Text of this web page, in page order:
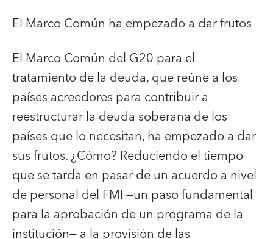
El Marco Común ha empezado a dar frutos
El Marco Común del G20 para el
tratamiento de la deuda, que reúne a los
países acreedores para contribuir a
reestructurar la deuda soberana de los
países que lo necesitan, ha empezado a dar
sus frutos. ¿Cómo? Reduciendo el tiempo
que se tarda en pasar de un acuerdo a nivel
de personal del FMI —un paso fundamental
para la aprobación de un programa de la
institución— a la provisión de las